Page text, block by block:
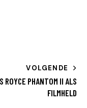
VOLGENDE
ROYCE PHANTOM II ALS
FILMHELD